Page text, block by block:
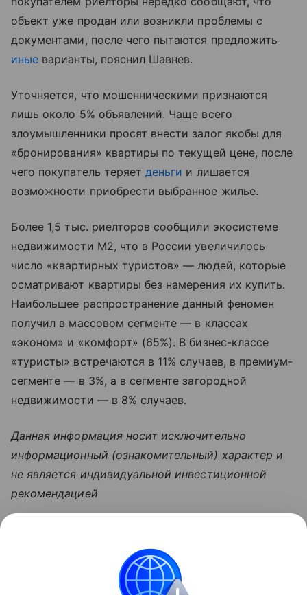
объект уже продан или возникли проблемы с
документами, после чего пытаются предложить
иные варианты, пояснил Шавнев.
Уточняется, что мошенническими признаются
лишь около 5% объявлений. Чаще всего
злоумышленники просят внести залог якобы для
«бронирования» квартиры по текущей цене, после
чего покупатель теряетденьги и лишается
возможности приобрести выбранное жилье.
Более 1,5 тыс. риелторов сообщили экосистеме
недвижимости М2, что в России увеличилось
число «квартирных туристов» — людей, которые
осматривают квартиры без намерения их купить.
Наибольшее распространение данный феномен
получил в массовом сегменте — в классах
«эконом» и «комфорт» (65%). В бизнес-классе
«туристы» встречаются в 11% случаев, в премиум-
сегменте — в 3%, а в сегменте загородной
недвижимости — в 8% случаев.
Данная информация носит исключительно
информационный (ознакомительный) характер и
не является индивидуальной инвестиционной
рекомендацией
ИНН: 5 способов получить номер
налогоплательщика
Мы расскажем, как быстро узнать свой ИНН, а также